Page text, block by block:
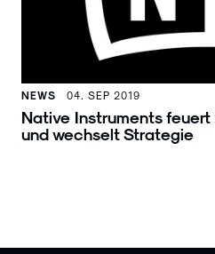
NEWS 04. SEP 2019
Native Instruments
und wechselt Strategie